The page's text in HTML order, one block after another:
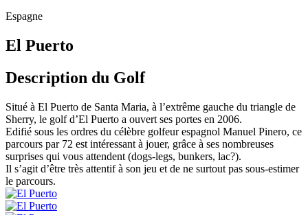
Espagne
El Puerto
Description du Golf
Situé à El Puerto de Santa Maria, à l’extrême gauche du triangle de
Sherry, le golf d’El Puerto a ouvert ses portes en 2006.
Edifié sous les ordres du célèbre golfeur espagnol Manuel Pinero, ce
parcours par 72 est intéressant à jouer, grâce à ses nombreuses
surprises qui vous attendent (dogs-legs, bunkers, lac?).
Il s’agit d’être très attentif à son jeu et de ne surtout pas sous-estimer
le parcours.